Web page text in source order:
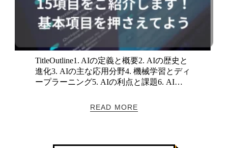
TitleOutline1. AIの定義と概要2. AIの歴史と
進化3. AIの主な応用分野4. 機械学習とディ
ープラーニング5. AIの利点と課題6. AI…
READ MORE